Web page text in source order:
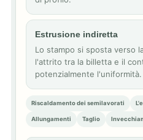
Estrusione indiretta
Lo stampo si sposta verso
l'attrito tra la billetta e il
potenzialmente l'uniformità.
Riscaldamento dei semilavorati
Allungamenti Taglio